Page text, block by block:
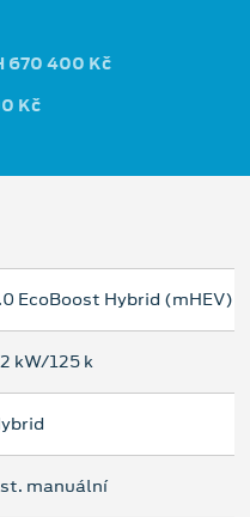
670 400 Kč
Kč
EcoBoost Hybrid (mHEV)
kW/125 k
manuální